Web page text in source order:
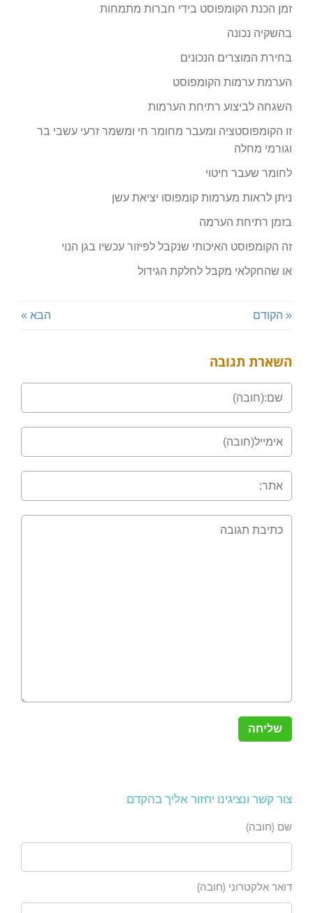
זמן הכנת הקומפוסט בידי חברות מתמחות
בהשקיה נכונה
בחירת המוצרים הנכונים
הערמת ערמות הקומפוסט
השגחה לביצוע רתיחת הערמות
זו הקומפוסטציה ומעבר מחומר חי ומשמר זרעי עשבי בר
וגורמי מחלה
לחומר שעבר חיטוי
ניתן לראות מערמות קומפוסו יציאת עשן
בזמן רתיחת הערמה
זה הקומפוסט האיכותי שנקבל לפיזור עכשיו בגן הנוי
או שהחקלאי מקבל לחלקת הגידול
« הקודם הבא »
השארת תגובה
צור קשר ונציגינו יחזור אליך בהקדם
שם (חובה)
דואר אלקטרוני (חובה)